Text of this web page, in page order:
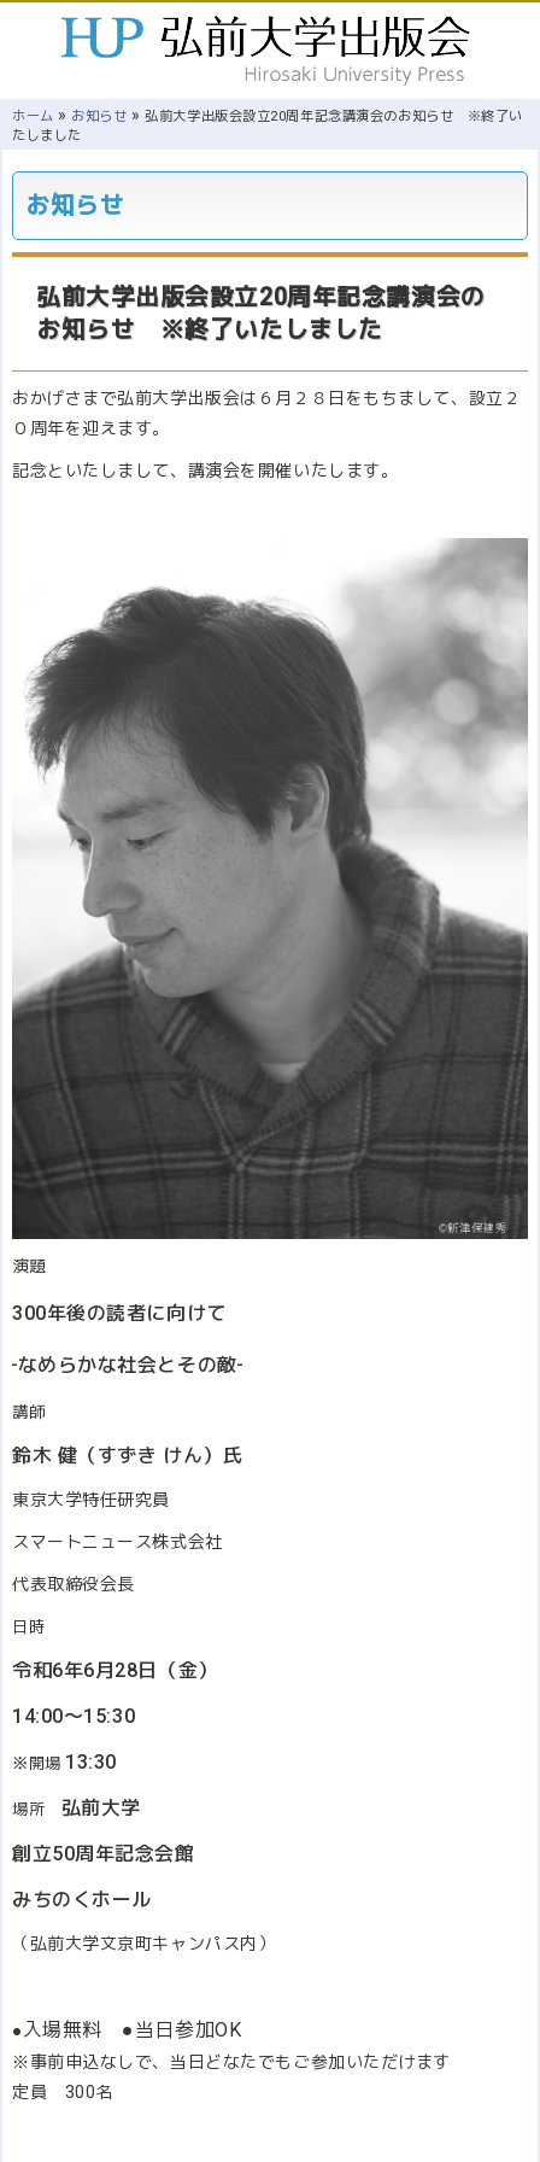
ホーム » お知らせ »弘前大学出版会設立20周年記念講演会のお知らせ ※終了い
たしました
お知らせ
弘前大学出版会設立20周年記念講演会の
お知らせ ※終了いたしました
おかげさまで弘前大学出版会は６月２８日をもちまして、設立２
０周年を迎えます。
記念といたしまして、講演会を開催いたします。
演題
300年後の読者に向けて
‐なめらかな社会とその敵‐
講師
鈴木 健 （すずき けん） 氏
東京大学特任研究員
スマートニュース株式会社
代表取締役会長
日時
令和6年6月28日（金）
14:00～15:30
※ 開場 13:30
場所 弘前大学
創立50周年記念会館
みちのくホール
（弘前大学文京町キャンパス内）
●入場無料 ●当日参加OK
※事前申込なしで、当日どなたでもご参加いただけます
定員 300名